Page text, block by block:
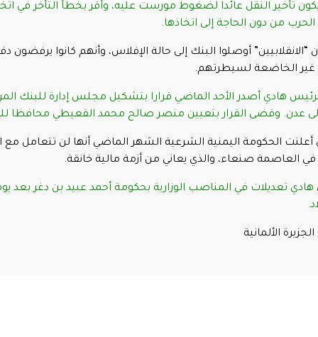
تأخير النقل عائدا لضغوط مورست عليه، وأقر بخطأ التأخر في
الحرب من دون الحاجة إلى اتخاذها.
“الانقلابيين” أوصلوا البنك إلى حالة الإفلاس، وأنهم كانوا
غير الخاضعة لسيطرتهم.
هادي أصدر الأحد الماضي قرارا بتشكيل مجلس إدارة للبنك
عدن. وقضى القرار بتعيين منصر صالح محمد القعيطي محافظا
الحكومة اليمنية الشرعية الشهر الماضي أنها لن تتعامل
في العاصمة صنعاء، والذي يعاني من أزمة مالية خانقة.
هادي تعديلات في المناصب الوزارية بحكومة أحمد عبيد بن دغر بعد
الألمانية